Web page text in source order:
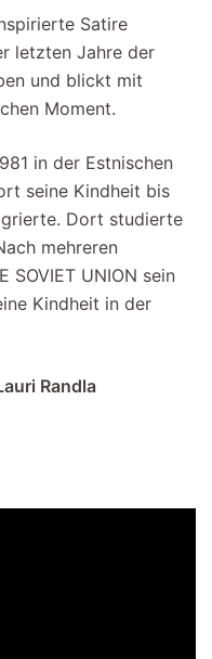
Satire
letzten Jahre der
und blickt mit
Moment.
in der Estnischen
seine Kindheit bis
Dort studierte
mehreren
SOVIET UNION sein
Kindheit in der
Randla